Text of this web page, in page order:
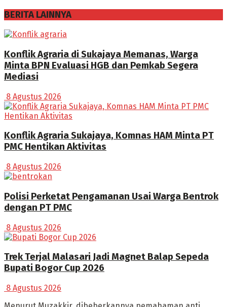
BERITA LAINNYA
Konflik Agraria di Sukajaya Memanas, Warga
Minta BPN Evaluasi HGB dan Pemkab Segera
Mediasi
8 Agustus 2026
Konflik Agraria Sukajaya, Komnas HAM Minta PT
PMC Hentikan Aktivitas
8 Agustus 2026
Polisi Perketat Pengamanan Usai Warga Bentrok
dengan PT PMC
8 Agustus 2026
Trek Terjal Malasari Jadi Magnet Balap Sepeda
Bupati Bogor Cup 2026
8 Agustus 2026